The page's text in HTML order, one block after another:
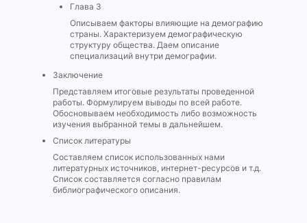
Глава 3
Описываем факторы влияющие на демографию
страны. Характеризуем демографическую
структуру общества. Даем описание
специализаций внутри демографии.
Заключение
Представляем итоговые результаты проведенной
работы. Формулируем выводы по всей работе.
Обосновываем необходимость либо возможность
изучения выбранной темы в дальнейшем.
Список литературы
Составляем список использованных нами
литературных источников, интернет-ресурсов и т.д.
Список составляется согласно правилам
библиографического описания.